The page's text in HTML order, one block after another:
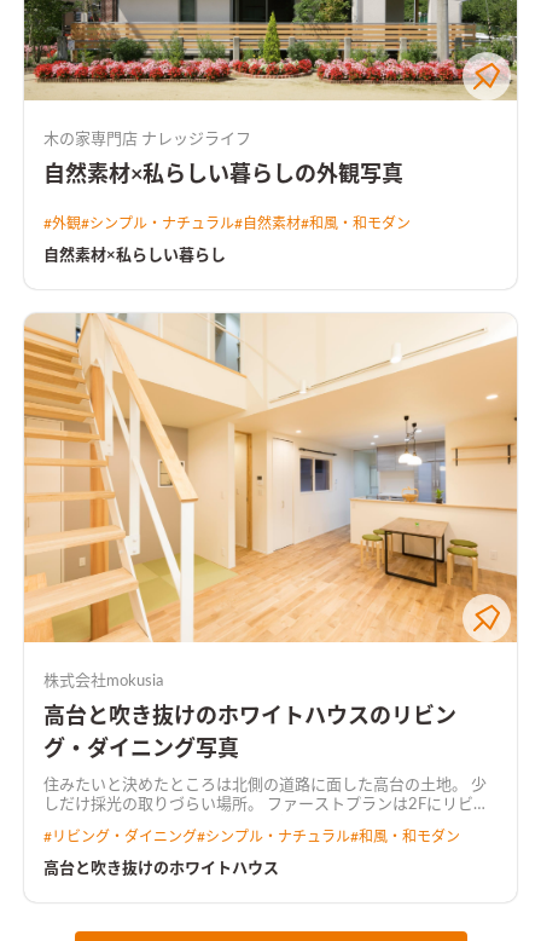
木の家専門店 ナレッジライフ
自然素材×私らしい暮らしの外観写真
#外観#シンプル・ナチュラル#自然素材#和風・和モダン
自然素材×私らしい暮らし
株式会社mokusia
高台と吹き抜けのホワイトハウスのリビン
グ・ダイニング写真
住みたいと決めたところは北側の道路に面した高台の土地。 少
しだけ採光の取りづらい場所。 ファーストプランは2Fにリビン
すリビングは1Fにと決めていた。 採光を無駄なく取るには…？
明るい家にしたい！ 打合せを重ねて決めた間取り。すごく自然
#リビング・ダイニング#シンプル・ナチュラル#和風・和モダン
高台と吹き抜けのホワイトハウス